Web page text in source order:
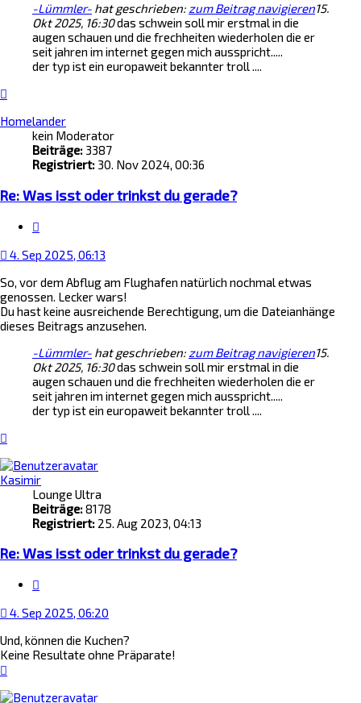
-Lümmler- hat geschrieben: zum Beitrag navigieren15.
Okt 2025, 16:30das schwein soll mir erstmal in die
augen schauen und die frechheiten wiederholen die er
seit jahren im internet gegen mich ausspricht.....
der typ ist ein europaweit bekannter troll ....
Homelander
kein Moderator
Beiträge: 3387
Registriert: 30. Nov 2024, 00:36
Re: Was isst oder trinkst du gerade?
4. Sep 2025, 06:13
So, vor dem Abflug am Flughafen natürlich nochmal etwas
genossen. Lecker wars!
Du hast keine ausreichende Berechtigung, um die Dateianhänge
dieses Beitrags anzusehen.
-Lümmler- hat geschrieben: zum Beitrag navigieren15.
Okt 2025, 16:30das schwein soll mir erstmal in die
augen schauen und die frechheiten wiederholen die er
seit jahren im internet gegen mich ausspricht.....
der typ ist ein europaweit bekannter troll ....
Kasimir
Lounge Ultra
Beiträge:8178
Registriert: 25. Aug 2023, 04:13
Re: Was isst oder trinkst du gerade?
4. Sep 2025, 06:20
Und, können die Kuchen?
Keine Resultate ohne Präparate!